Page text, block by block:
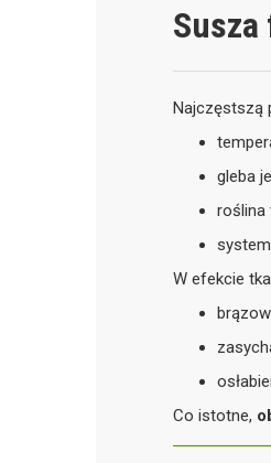
Najczęstszą
gleba
roślina
W efekcie
Co istotne,